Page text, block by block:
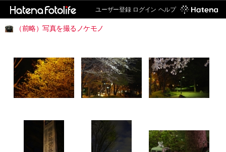
ユーザー登録 ログイン ヘルプ
（前略）写真を撮るノケモノ